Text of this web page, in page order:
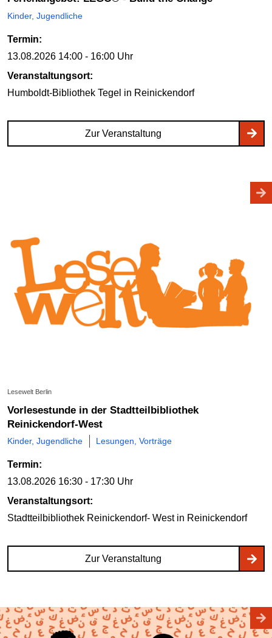
Kinder, Jugendliche
Termin:
13.08.2026 14:00 - 16:00 Uhr
Veranstaltungsort:
Humboldt-Bibliothek Tegel in Reinickendorf
Zur Veranstaltung
Lesewelt Berlin
Vorlesestunde in der Stadtteilbibliothek
Reinickendorf-West
Kinder, Jugendliche Lesungen, Vorträge
Termin:
13.08.2026 16:30 - 17:30 Uhr
Veranstaltungsort:
Stadtteilbibliothek Reinickendorf- Westin Reinickendorf
Zur Veranstaltung